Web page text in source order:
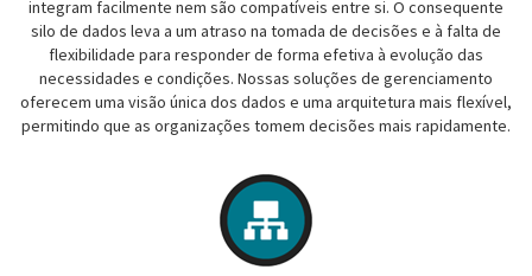
integram facilmente nem são compatíveis entre si. O consequente
silo de dados leva a um atraso na tomada de decisões e à falta de
flexibilidade para responder de forma efetiva à evolução das
necessidades e condições. Nossas soluções de gerenciamento
oferecem uma visão única dos dados e uma arquitetura mais flexível,
permitindo que as organizações tomem decisões mais rapidamente.